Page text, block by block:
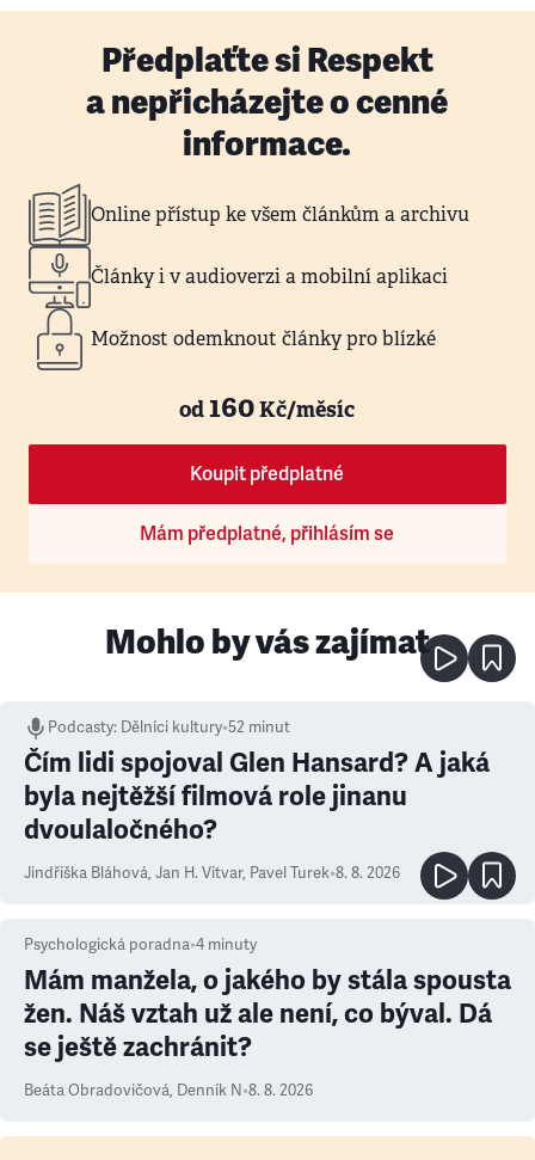
Předplaťte si Respekt
a nepřicházejte o cenné
informace.
Online přístup ke všem článkům a archivu
Články i v audioverzi a mobilní aplikaci
Možnost odemknout články pro blízké
od160Kč/měsíc
Koupit předplatné
Mám předplatné, přihlásím se
Mohlo by vás zajímat
Podcasty: Dělníci kultury•52 minut
Čím lidi spojoval Glen Hansard? A jaká
byla nejtěžší filmová role jinanu
dvoulaločného?
Jindřiška Bláhová, Jan H. Vitvar, Pavel Turek•8. 8. 2026
Psychologická poradna•4 minuty
Mám manžela, o jakého by stála spousta
žen. Náš vztah už ale není, co býval. Dá
se ještě zachránit?
Beáta Obradovičová, Denník N•8. 8. 2026